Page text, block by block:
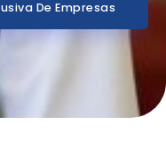
De Empresas